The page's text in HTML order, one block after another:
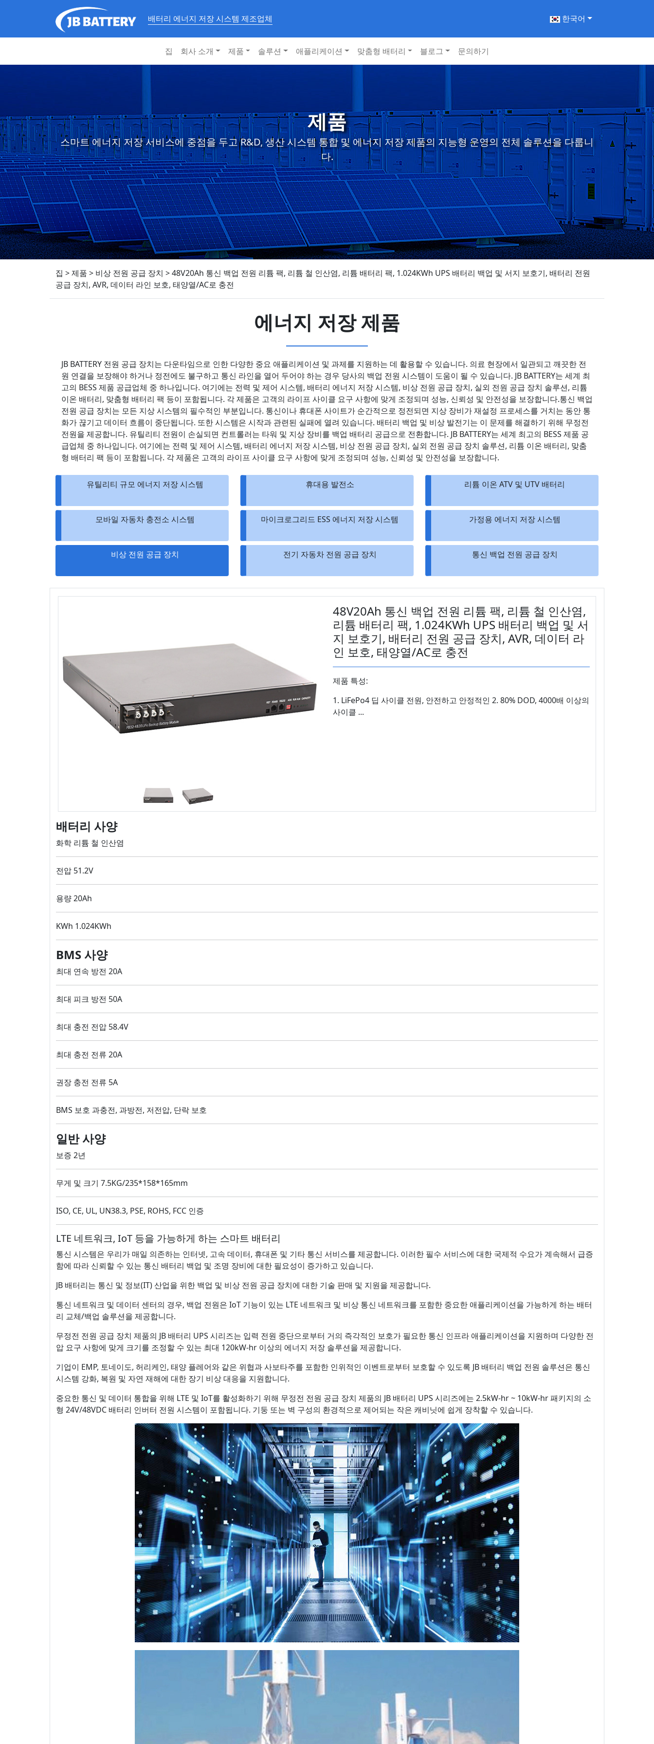
배터리 에너지 저장 시스템 제조업체 한국어
집 회사 소개 제품 솔루션 애플리케이션 맞춤형 배터리 블로그 문의하기
제품
스마트 에너지 저장 서비스에 중점을 두고 R&D, 생산 시스템 통합 및 에너지 저장 제품의 지능형 운영의 전체 솔루션을 다룹니
다.
집 >제품 > 비상 전원 공급 장치 >48V20Ah 통신 백업 전원 리튬 팩, 리튬 철 인산염, 리튬 배터리 팩, 1.024KWh UPS 배터리 백업 및 서지 보호기, 배터리 전원
공급 장치, AVR, 데이터 라인 보호, 태양열/AC로 충전
에너지 저장 제품
JB BATTERY 전원 공급 장치는 다운타임으로 인한 다양한 중요 애플리케이션 및 과제를 지원하는 데 활용할 수 있습니다. 의료 현장에서 일관되고 깨끗한 전
원 연결을 보장해야 하거나 정전에도 불구하고 통신 라인을 열어 두어야 하는 경우 당사의 백업 전원 시스템이 도움이 될 수 있습니다. JB BATTERY는 세계 최
고의 BESS 제품 공급업체 중 하나입니다. 여기에는 전력 및 제어 시스템, 배터리 에너지 저장 시스템, 비상 전원 공급 장치, 실외 전원 공급 장치 솔루션, 리튬
이온 배터리, 맞춤형 배터리 팩 등이 포함됩니다. 각 제품은 고객의 라이프 사이클 요구 사항에 맞게 조정되며 성능, 신뢰성 및 안전성을 보장합니다.통신 백업
전원 공급 장치는 모든 지상 시스템의 필수적인 부분입니다. 통신이나 휴대폰 사이트가 순간적으로 정전되면 지상 장비가 재설정 프로세스를 거치는 동안 통
화가 끊기고 데이터 흐름이 중단됩니다. 또한 시스템은 시작과 관련된 실패에 열려 있습니다. 배터리 백업 및 비상 발전기는 이 문제를 해결하기 위해 무정전
전원을 제공합니다. 유틸리티 전원이 손실되면 컨트롤러는 타워 및 지상 장비를 백업 배터리 공급으로 전환합니다. JB BATTERY는 세계 최고의 BESS 제품 공
급업체 중 하나입니다. 여기에는 전력 및 제어 시스템, 배터리 에너지 저장 시스템, 비상 전원 공급 장치, 실외 전원 공급 장치 솔루션, 리튬 이온 배터리, 맞춤
형 배터리 팩 등이 포함됩니다. 각 제품은 고객의 라이프 사이클 요구 사항에 맞게 조정되며 성능, 신뢰성 및 안전성을 보장합니다.
유틸리티 규모 에너지 저장 시스템 휴대용 발전소 리튬 이온 ATV 및 UTV 배터리
모바일 자동차 충전소 시스템 마이크로그리드 ESS 에너지 저장 시스템 가정용 에너지 저장 시스템
비상 전원 공급 장치 전기 자동차 전원 공급 장치 통신 백업 전원 공급 장치
48V20Ah 통신 백업 전원 리튬 팩, 리튬 철 인산염,
리튬 배터리 팩, 1.024KWh UPS 배터리 백업 및 서
지 보호기, 배터리 전원 공급 장치, AVR, 데이터 라
인 보호, 태양열/AC로 충전
제품 특성:
1. LiFePo4 딥 사이클 전원, 안전하고 안정적인 2. 80% DOD, 4000배 이상의
사이클 ...
배터리 사양
화학 리튬 철 인산염
전압 51.2V
용량 20Ah
KWh 1.024KWh
BMS 사양
최대 연속 방전 20A
최대 피크 방전 50A
최대 충전 전압 58.4V
최대 충전 전류 20A
권장 충전 전류 5A
BMS 보호 과충전, 과방전, 저전압, 단락 보호
일반 사양
보증 2년
무게 및 크기 7.5KG/235*158*165mm
ISO, CE, UL, UN38.3, PSE, ROHS, FCC 인증
LTE 네트워크, IoT 등을 가능하게 하는 스마트 배터리
통신 시스템은 우리가 매일 의존하는 인터넷, 고속 데이터, 휴대폰 및 기타 통신 서비스를 제공합니다. 이러한 필수 서비스에 대한 국제적 수요가 계속해서 급증
함에 따라 신뢰할 수 있는 통신 배터리 백업 및 조명 장비에 대한 필요성이 증가하고 있습니다.
JB 배터리는 통신 및 정보(IT) 산업을 위한 백업 및 비상 전원 공급 장치에 대한 기술 판매 및 지원을 제공합니다.
통신 네트워크 및 데이터 센터의 경우, 백업 전원은 IoT 기능이 있는 LTE 네트워크 및 비상 통신 네트워크를 포함한 중요한 애플리케이션을 가능하게 하는 배터
리 교체/백업 솔루션을 제공합니다.
무정전 전원 공급 장치 제품의 JB 배터리 UPS 시리즈는 입력 전원 중단으로부터 거의 즉각적인 보호가 필요한 통신 인프라 애플리케이션을 지원하며 다양한 전
압 요구 사항에 맞게 크기를 조정할 수 있는 최대 120kW-hr 이상의 에너지 저장 솔루션을 제공합니다.
기업이 EMP, 토네이도, 허리케인, 태양 플레어와 같은 위협과 사보타주를 포함한 인위적인 이벤트로부터 보호할 수 있도록 JB 배터리 백업 전원 솔루션은 통신
시스템 강화, 복원 및 자연 재해에 대한 장기 비상 대응을 지원합니다.
중요한 통신 및 데이터 통합을 위해 LTE 및 IoT를 활성화하기 위해 무정전 전원 공급 장치 제품의 JB 배터리 UPS 시리즈에는 2.5kW-hr ~ 10kW-hr 패키지의 소
형 24V/48VDC 배터리 인버터 전원 시스템이 포함됩니다. 기둥 또는 벽 구성의 환경적으로 제어되는 작은 캐비닛에 쉽게 장착할 수 있습니다.